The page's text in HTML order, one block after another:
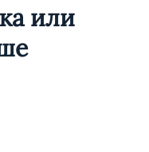
или